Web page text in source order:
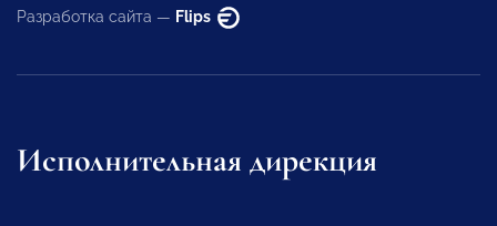
Разработка сайта — Flips
Исполнительная дирекция